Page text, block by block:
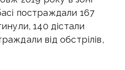
постраждали 167
140 дістали
від обстрілів,